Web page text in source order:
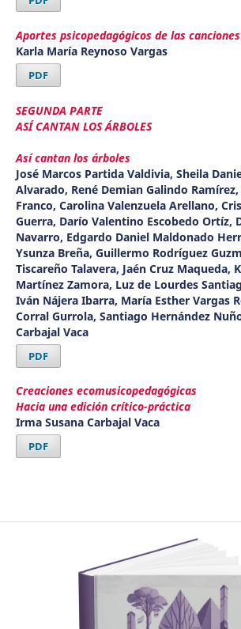
Aportes psicopedagógicos de las
Karla María Reynoso Vargas
PDF
SEGUNDA PARTE
ASÍ CANTAN LOS ÁRBOLES
Así cantan los árboles
José Marcos Partida Valdivia, Sheila
Alvarado, René Demian Galindo
Franco, Carolina Valenzuela Arellano,
Guerra, Darío Valentino Escobedo Ortíz,
Navarro, Edgardo Daniel Maldonado
Ysunza Breña, Guillermo Rodríguez
Tiscareño Talavera, Jaén Cruz Maqueda,
Martínez Zamora, Luz de Lourdes
Iván Nájera Ibarra, María Esther Vargas
Corral Gurrola, Santiago Hernández
Carbajal Vaca
PDF
Creaciones ecomusicopedagógicas
Hacia una edición crítico-práctica
Irma Susana Carbajal Vaca
PDF